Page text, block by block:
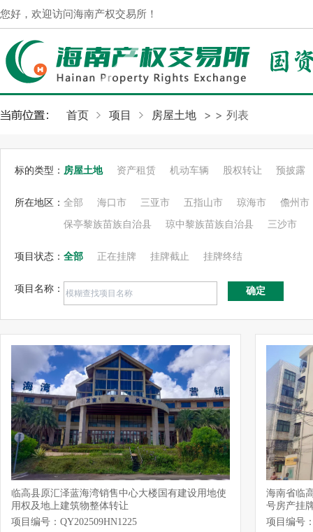
您好，欢迎访问海南产权交易所！
首页 项目 >
房屋土地 > 列表
标的类型： 房屋土地 资产租赁 机动车辆 股权转让 预披露
所在地区： 全部 海口市 三亚市 五指山市 琼海市 儋州市
保亭黎族苗族自治县 琼中黎族苗族自治县 三沙市
项目状态： 全部 正在挂牌 挂牌截止 挂牌终结
项目名称： 确定
临高县原汇泽蓝海湾销售中心大楼国有建设用地使
用权及地上建筑物整体转让
项目编号：QY202509HN1225
海南省临
号房产挂
项目编号